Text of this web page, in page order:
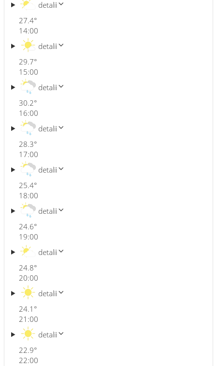
27.4°
detalii
14:00
29.7°
detalii
15:00
30.2°
detalii
16:00
28.3°
detalii
17:00
25.4°
detalii
18:00
24.6°
detalii
19:00
24.8°
detalii
20:00
24.1 °
detalii
21:00
22.9°
detalii
22:00